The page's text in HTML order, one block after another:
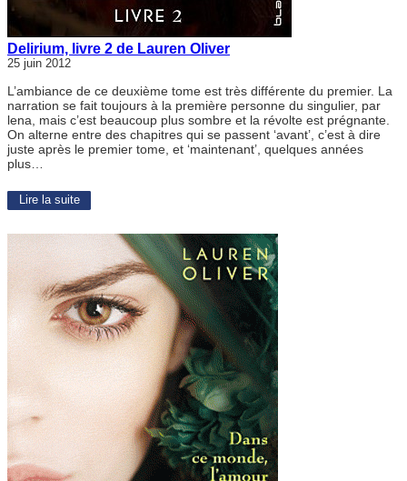
Delirium, livre 2 de Lauren Oliver
25 juin 2012
L’ambiance de ce deuxième tome est très différente du premier. La
narration se fait toujours à la première personne du singulier, par
lena, mais c’est beaucoup plus sombre et la révolte est prégnante.
On alterne entre des chapitres qui se passent ‘avant’, c’est à dire
juste après le premier tome, et ‘maintenant’, quelques années
plus…
Lire la suite